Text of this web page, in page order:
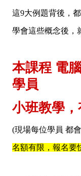
這9大例題背後，
學會這些概念後，
本課程 電
學員
小班教學
(現場每位學員 都
名額有限，報名要